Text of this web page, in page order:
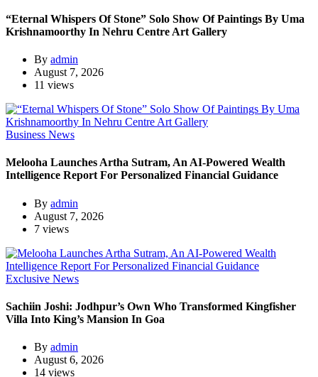
“Eternal Whispers Of Stone” Solo Show Of Paintings By Uma
Krishnamoorthy In Nehru Centre Art Gallery
By admin
August 7, 2026
11 views
Business News
Melooha Launches Artha Sutram, An AI-Powered Wealth
Intelligence Report For Personalized Financial Guidance
By admin
August 7, 2026
7 views
Exclusive News
Sachiin Joshi: Jodhpur’s Own Who Transformed Kingfisher
Villa Into King’s Mansion In Goa
By admin
August 6, 2026
14 views